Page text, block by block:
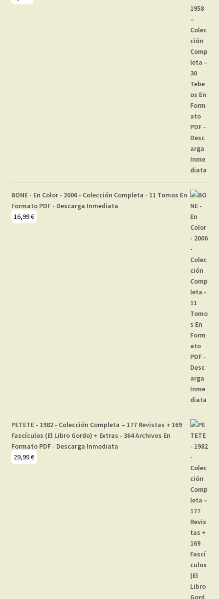
BONE - En Color - 2006 - Colección Completa - 11 Tomos En
Formato PDF - Descarga Inmediata
16,99€
PETETE - 1982 - Colección Completa – 177 Revistas + 169
Fascículos (El Libro Gordo) + Extras - 364 Archivos En
Formato PDF - Descarga Inmediata
29,99€